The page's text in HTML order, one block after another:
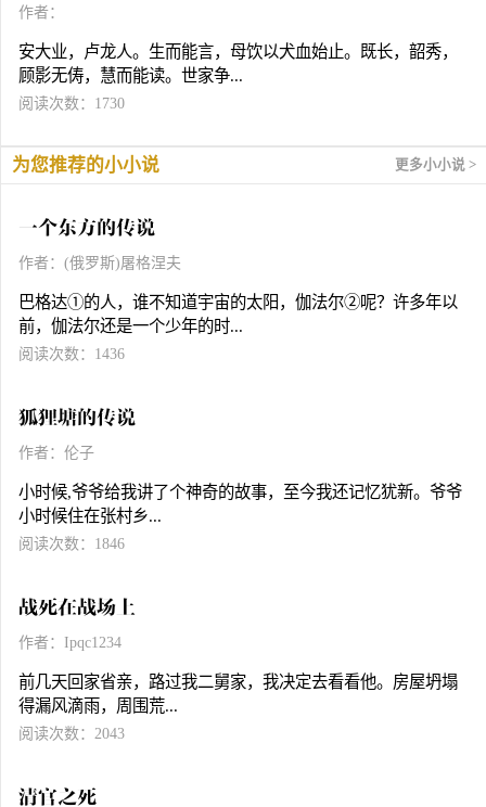
作者：
安大业，卢龙人。生而能言，母饮以犬血始止。既长，韶秀，
顾影无俦，慧而能读。世家争...
阅读次数：1730
为您推荐的小小说 更多小小说 >
一个东方的传说
作者：(俄罗斯)屠格涅夫
巴格达①的人，谁不知道宇宙的太阳，伽法尔②呢？许多年以
前，伽法尔还是一个少年的时...
阅读次数：1436
狐狸塘的传说
作者：伦子
小时候,爷爷给我讲了个神奇的故事，至今我还记忆犹新。爷爷
小时候住在张村乡...
阅读次数：1846
战死在战场上
作者：Ipqc1234
前几天回家省亲，路过我二舅家，我决定去看看他。房屋坍塌
得漏风滴雨，周围荒...
阅读次数：2043
清官之死